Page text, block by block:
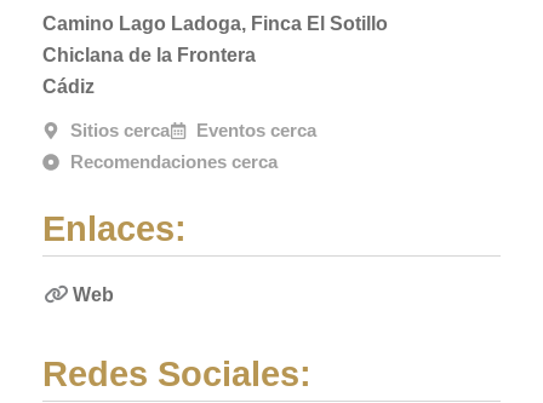
Camino Lago Ladoga, Finca El Sotillo
Chiclana de la Frontera
Cádiz
Sitios cerca
Eventos cerca
Recomendaciones cerca
Enlaces:
Web
Redes Sociales: